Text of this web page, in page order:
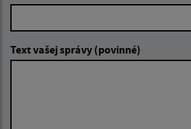
Text vašej správy (povinné)